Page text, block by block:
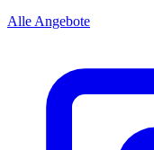
Alle Angebote